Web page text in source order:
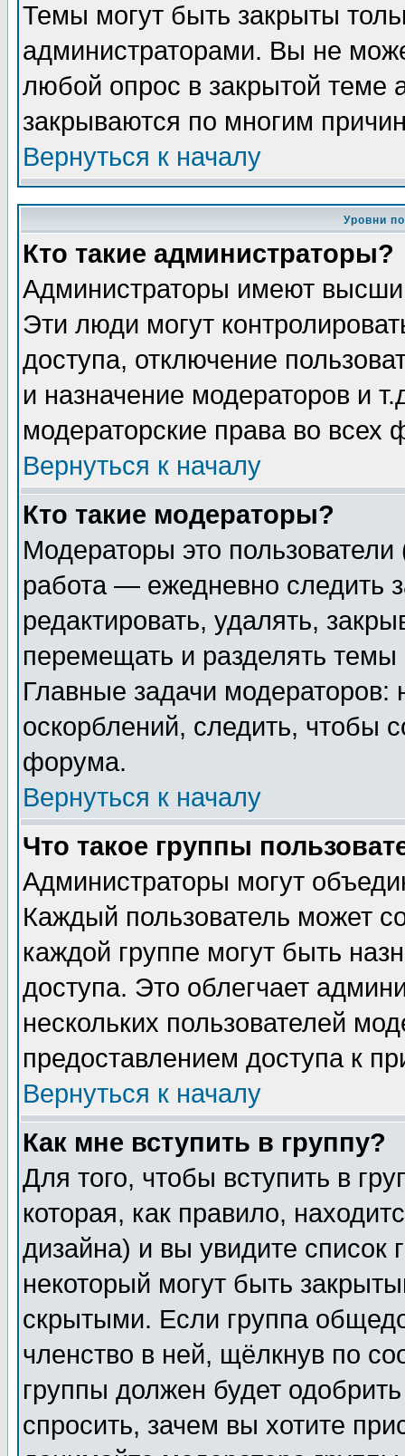
Темы могут быть закрыты
администраторами. Вы не
любой опрос в закрытой теме
закрываются по многим
Вернуться к началу
Уровни
Кто такие администраторы?
Администраторы имеют
Эти люди могут
доступа, отключение
и назначение модераторов и
модераторские права во всех
Вернуться к началу
Кто такие модераторы?
Модераторы это
работа — ежедневно следить
редактировать, удалять,
перемещать и разделять
Главные задачи
оскорблений, следить, чтобы
форума.
Вернуться к началу
Что такое группы
Администраторы могут
Каждый пользователь может
каждой группе могут быть
доступа. Это облегчает
нескольких пользователей
предоставлением доступа к
Вернуться к началу
Как мне вступить в группу?
Для того, чтобы вступить в
которая, как правило,
дизайна) и вы увидите список
некоторый могут быть
скрытыми. Если группа
членство в ней, щёлкнув по
группы должен будет
спросить, зачем вы хотите